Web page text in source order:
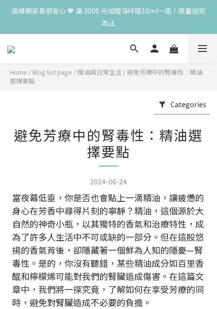
高峰期家長很安心 🧡 滿 3000 元加贈深呼吸10ml一瓶！限量送完
為止
高峰期家長很安心 🧡 滿 3000 元加贈深呼吸10ml一瓶！限量送完
為止
😍 8月慶典！250ml 無痛/深呼吸/橙花開賣！獨享 68 折再送 20ml
😍 50ml 任一瓶結帳享 8 折，任三瓶享 75 折，任五瓶享 7 折！想
高峰期家長很安心 🧡 滿 3000 元加贈深呼吸10ml一瓶！限量送完
Home / Blog list page /精油與日常生活 /避免芳療中的腎毒性：精油
選擇要點
Categories
避免芳療中的腎毒性：精油選
擇要點
2024-06-24
當夜幕低垂，你是否也會點上一滴精油，讓疲憊的
身心在芳香中尋得片刻的寧靜？精油，這個源於大
自然的神奇小瓶，以其獨特的香氣和治療特性，成
為了許多人生活中不可或缺的一部分。但在這股悠
揚的香氣背後，卻隱藏著一個鮮為人知的隱憂—腎
毒性。是的，你沒有聽錯，某些精油成分如百里香
醌和檸檬烯可能對我們的腎臟造成傷害。在這篇文
章中，我們將一探究竟，了解如何在享受芳療的同
時，避免對腎臟造成不必要的負擔。